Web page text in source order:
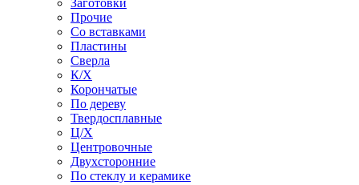
Заготовки
Прочие
Со вставками
Пластины
Сверла
К/Х
Корончатые
По дереву
Твердосплавные
Ц/Х
Центровочные
Двухсторонние
По стеклу и керамике